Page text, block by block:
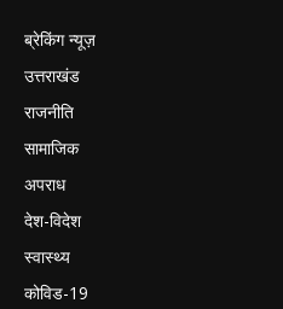
ब्रेकिंग न्यूज़
उत्तराखंड
राजनीति
सामाजिक
अपराध
देश-विदेश
स्वास्थ्य
कोविड-19